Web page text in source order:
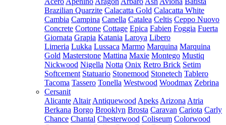
Brazilian Quarzite Calacatta Gold Calacatta White
Cambia Campina Canella Catalea Celtis Ceppo Nuovo
Concrete Cortone Cottage Epica Fabien Foggia Fuerta
Giornata Grapia Katania Laroya Libero
Limeria Lukka Lussaca Marmo Marquina Marquina
Gold Masterstone Mattina Maxie Montego Mustiq
Nickwood Nigella Notta Onix Retro Brick Setim
Softcement Statuario Stonemood Stonetech Tablero
Tacoma Tassero Tonella Westwood Woodmax Zebrina
Cersanit
Alicante Altair Antiquewood Apeks Arizona Atria
Berkana Borgo Brooklyn Brosta Caravan Cariota Carly
Chance Chantal Chesterwood Coliseum Colorwood